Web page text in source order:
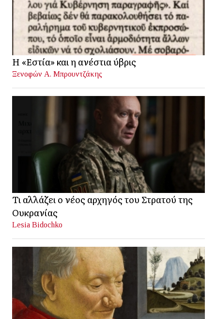
Η «Εστία» και η ανέστια ύβρις
Ξενοφών Α. Μπρουντζάκης
Τι αλλάζει ο νέος αρχηγός του Στρατού της
Ουκρανίας
Lesia Bidochko